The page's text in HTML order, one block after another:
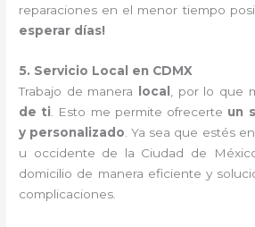
reparaciones en el menor tiempo
esperar días!
5. Servicio Local en CDMX
Trabajo de manera
local , por lo que
de ti . Esto me permite ofrecerte un
y personalizado . Ya sea que estés
u occidente de la Ciudad de
domicilio de manera eficiente y
complicaciones.